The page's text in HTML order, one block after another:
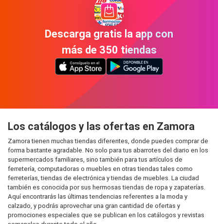
Descarga gratis la app con
más de 350 tiendas
Los catálogos y las ofertas en Zamora
Zamora tienen muchas tiendas diferentes, donde puedes comprar de
forma bastante agradable. No solo para tus abarrotes del diario en los
supermercados familiares, sino también para tus artículos de
ferretería, computadoras o muebles en otras tiendas tales como
ferreterías, tiendas de electrónica y tiendas de muebles. La ciudad
también es conocida por sus hermosas tiendas de ropa y zapaterías.
Aquí encontrarás las últimas tendencias referentes a la moda y
calzado, y podrás aprovechar una gran cantidad de ofertas y
promociones especiales que se publican en los catálogos y revistas